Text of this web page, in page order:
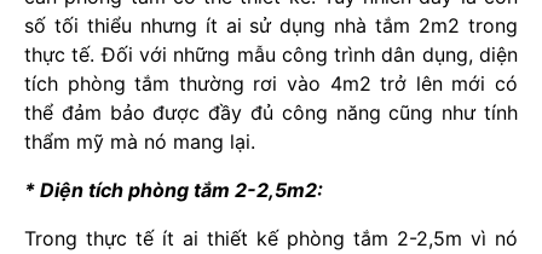
số tối thiểu nhưng ít ai sử dụng nhà tắm 2m2 trong
thực tế. Đối với những mẫu công trình dân dụng, diện
tích phòng tắm thường rơi vào 4m2 trở lên mới có
thể đảm bảo được đầy đủ công năng cũng như tính
thẩm mỹ mà nó mang lại.
* Diện tích phòng tắm 2-2,5m2:
Trong thực tế ít ai thiết kế phòng tắm 2-2,5m vì nó